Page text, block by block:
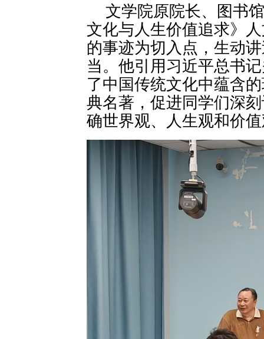
文学院原院长、图书
文化与人生价值追求》
的事迹为切入点，生动
当。他引用习近平总书
了中国传统文化中蕴含
典名著，促进同学们深
确世界观、人生观和价